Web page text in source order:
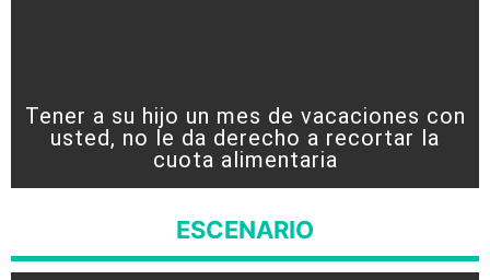
Tener a su hijo un mes de vacaciones con
usted, no le da derecho a recortar la
cuota alimentaria
ESCENARIO